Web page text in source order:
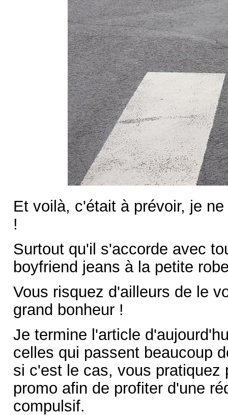
Et voilà, c'était à prévoir, je
!
Surtout qu'il s'accorde avec
boyfriend jeans à la petite
Vous risquez d'ailleurs de le
grand bonheur !
Je termine l'article
celles qui passent beaucoup
si c'est le cas, vous pratiquez
promo afin de profiter d'une
compulsif.